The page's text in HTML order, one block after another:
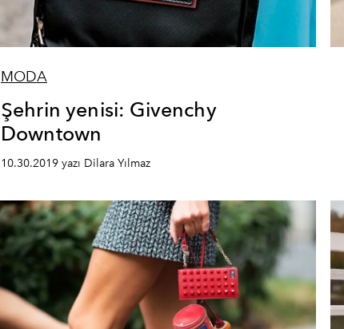
MODA
Şehrin yenisi: Givenchy
Downtown
10.30.2019 yazı Dilara Yılmaz